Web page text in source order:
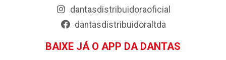
dantasdistribuidoraoficial
dantasdistribuidoraltda
BAIXE JÁ O APP DA DANTAS